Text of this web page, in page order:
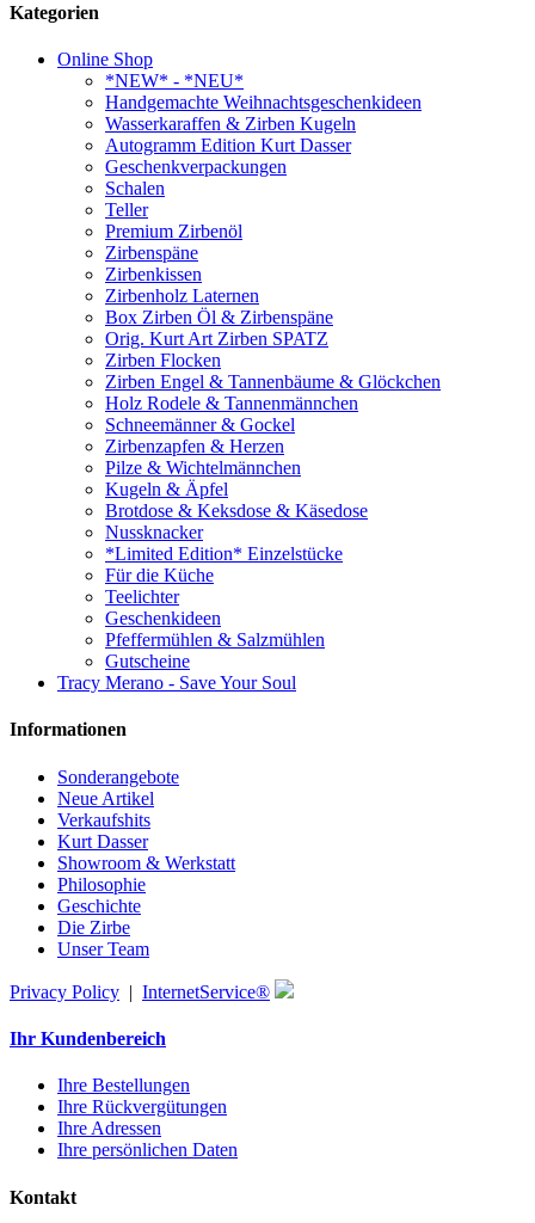
Kategorien
Online Shop
*NEW* - *NEU*
Handgemachte Weihnachtsgeschenkideen
Wasserkaraffen & Zirben Kugeln
Autogramm Edition Kurt Dasser
Geschenkverpackungen
Schalen
Teller
Premium Zirbenöl
Zirbenspäne
Zirbenkissen
Zirbenholz Laternen
Box Zirben Öl & Zirbenspäne
Orig. Kurt Art Zirben SPATZ
Zirben Flocken
Zirben Engel & Tannenbäume & Glöckchen
Holz Rodele & Tannenmännchen
Schneemänner & Gockel
Zirbenzapfen & Herzen
Pilze & Wichtelmännchen
Kugeln & Äpfel
Brotdose & Keksdose & Käsedose
Nussknacker
*Limited Edition* Einzelstücke
Für die Küche
Teelichter
Geschenkideen
Pfeffermühlen & Salzmühlen
Gutscheine
Tracy Merano - Save Your Soul
Informationen
Sonderangebote
Neue Artikel
Verkaufshits
Kurt Dasser
Showroom & Werkstatt
Philosophie
Geschichte
Die Zirbe
Unser Team
Privacy Policy | InternetService®
Ihr Kundenbereich
Ihre Bestellungen
Ihre Rückvergütungen
Ihre Adressen
Ihre persönlichen Daten
Kontakt